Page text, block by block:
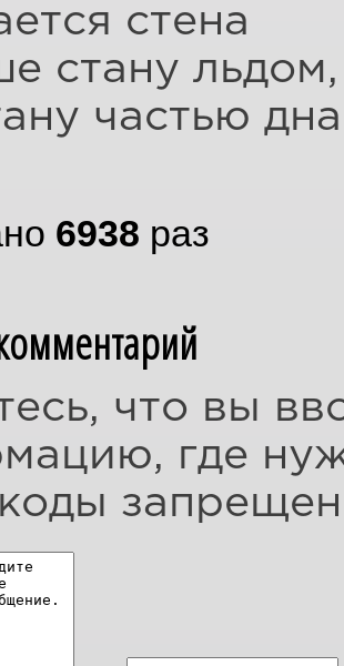
стена
стану льдом,
частью
6938 раз
что вы
где
коды